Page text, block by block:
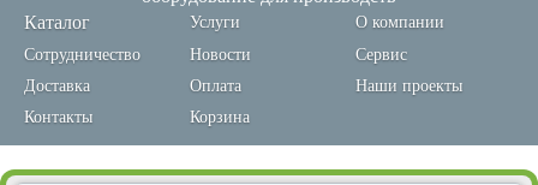
Каталог
Услуги
О компании
Сотрудничество
Новости
Сервис
Доставка
Оплата
Наши проекты
Контакты
Корзина